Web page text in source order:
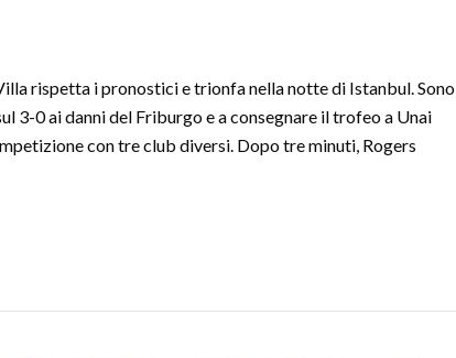
rispetta i pronostici e trionfa nella notte di Istanbul. Sono
3-0 ai danni del Friburgo e a consegnare il trofeo a Unai
con tre club diversi. Dopo tre minuti, Rogers